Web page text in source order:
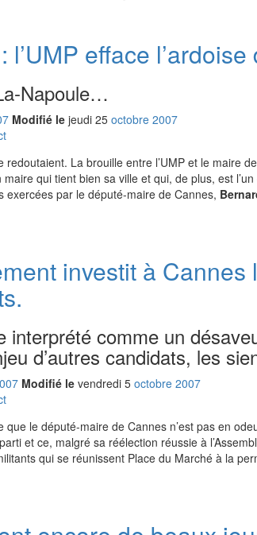
efface l’ardoise
Napoule…
Modifié le jeudi 25 octobre 2007
redoutaient. La brouille entre l’UMP et le maire
maire qui tient bien sa ville et qui, de plus, est
exercées par le député-maire de Cannes,
investit à Cannes
interprété comme un
d’autres candidats, les
Modifié le vendredi 5 octobre 2007
que le député-maire de Cannes n’est pas en
et ce, malgré sa réélection réussie à
qui se réunissent Place du Marché à la